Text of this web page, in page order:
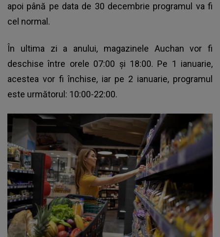
apoi până pe data de 30 decembrie programul va fi
cel normal.
În ultima zi a anului, magazinele Auchan vor fi
deschise între orele 07:00 și 18:00. Pe 1 ianuarie,
acestea vor fi închise, iar pe 2 ianuarie, programul
este următorul: 10:00-22:00.